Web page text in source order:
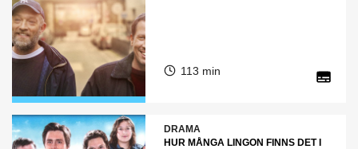
113 min
DRAMA
HUR MÅNGA LINGON FINNS DET I